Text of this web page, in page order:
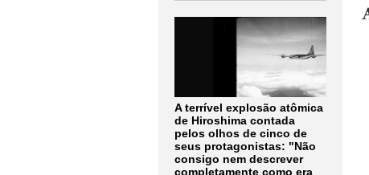
A terrível explosão atômica
de Hiroshima contada
pelos olhos de cinco de
seus protagonistas: "Não
consigo nem descrever
completamente como era